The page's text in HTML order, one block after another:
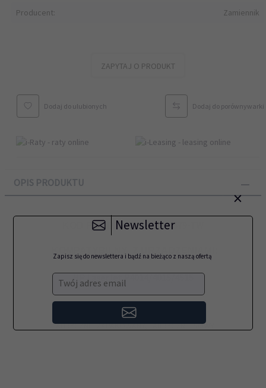
Producent:
Zamiennik
ZAPYTAJ O PRODUKT
Dodaj do ulubionych Dodaj do porównywarki
OPIS PRODUKTU
KOD PRODUKTU: RM1-4579-TW
HP LaserJet P4014/4015/4515
FABRYCZNIE ZAPAKOWANY, FABRYCZNIE NOWY
×
Newsletter
Zapisz się do newslettera i bądź na bieżąco z naszą ofertą
Twój adres email